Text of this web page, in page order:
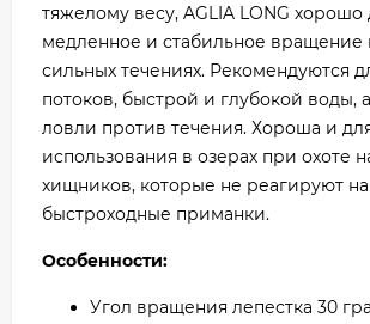
тяжелому весу, AGLIA LONG
медленное и стабильное вращение
сильных течениях. Рекомендуются
потоков, быстрой и глубокой воды,
ловли против течения. Хороша и
использования в озерах при охоте
хищников, которые не реагируют на
быстроходные приманки.
Особенности:
Угол вращения лепестка 30